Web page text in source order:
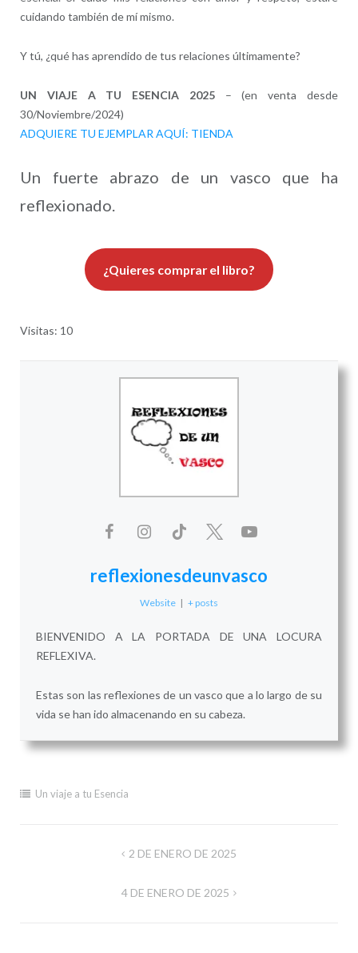
cuidando también de mí mismo.
Y tú, ¿qué has aprendido de tus relaciones últimamente?
UN VIAJE A TU ESENCIA 2025– (en venta desde
30/Noviembre/2024)
ADQUIERE TU EJEMPLAR AQUÍ: TIENDA
Un fuerte abrazo de un vasco que ha
reflexionado.
¿Quieres comprar el libro?
Visitas: 10
reflexionesdeunvasco
Website | + posts
BIENVENIDO A LA PORTADA DE UNA LOCURA
REFLEXIVA.
Estas son las reflexiones de un vasco que a lo largo de su
vida se han ido almacenando en su cabeza.
Un viaje a tu Esencia
2 DE ENERO DE 2025
4 DE ENERO DE 2025